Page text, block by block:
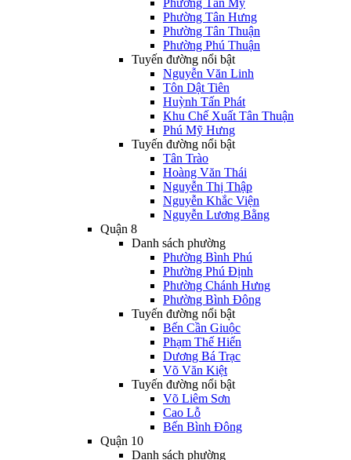
Phường Tân Mỹ
Phường Tân Hưng
Phường Tân Thuận
Phường Phú Thuận
Tuyến đường nổi bật
Nguyễn Văn Linh
Tôn Dật Tiên
Huỳnh Tấn Phát
Khu Chế Xuất Tân Thuận
Phú Mỹ Hưng
Tuyến đường nổi bật
Tân Trào
Hoàng Văn Thái
Nguyễn Thị Thập
Nguyễn Khắc Viện
Nguyễn Lương Bằng
Quận 8
Danh sách phường
Phường Bình Phú
Phường Phú Định
Phường Chánh Hưng
Phường Bình Đông
Tuyến đường nổi bật
Bến Cần Giuộc
Phạm Thế Hiển
Dương Bá Trạc
Võ Văn Kiệt
Tuyến đường nổi bật
Võ Liêm Sơn
Cao Lỗ
Bến Bình Đông
Quận 10
Danh sách phường